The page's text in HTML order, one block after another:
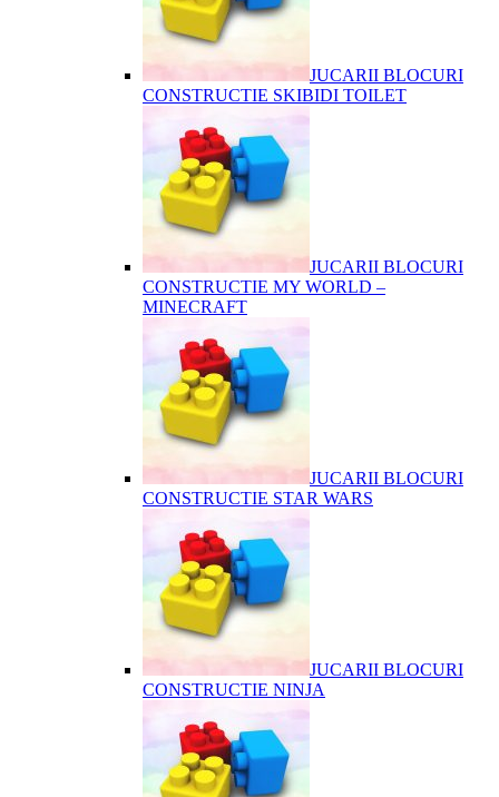
JUCARII BLOCURI
CONSTRUCTIE SKIBIDI TOILET
JUCARII BLOCURI
CONSTRUCTIE MY WORLD –
MINECRAFT
JUCARII BLOCURI
CONSTRUCTIE STAR WARS
JUCARII BLOCURI
CONSTRUCTIE NINJA